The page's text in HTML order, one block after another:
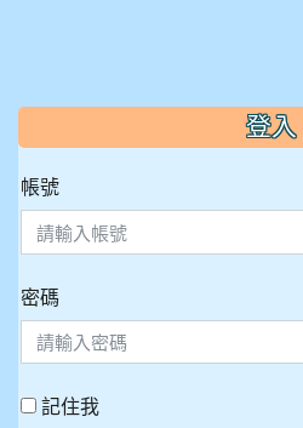
::: 登入
帳號
密碼
記住我